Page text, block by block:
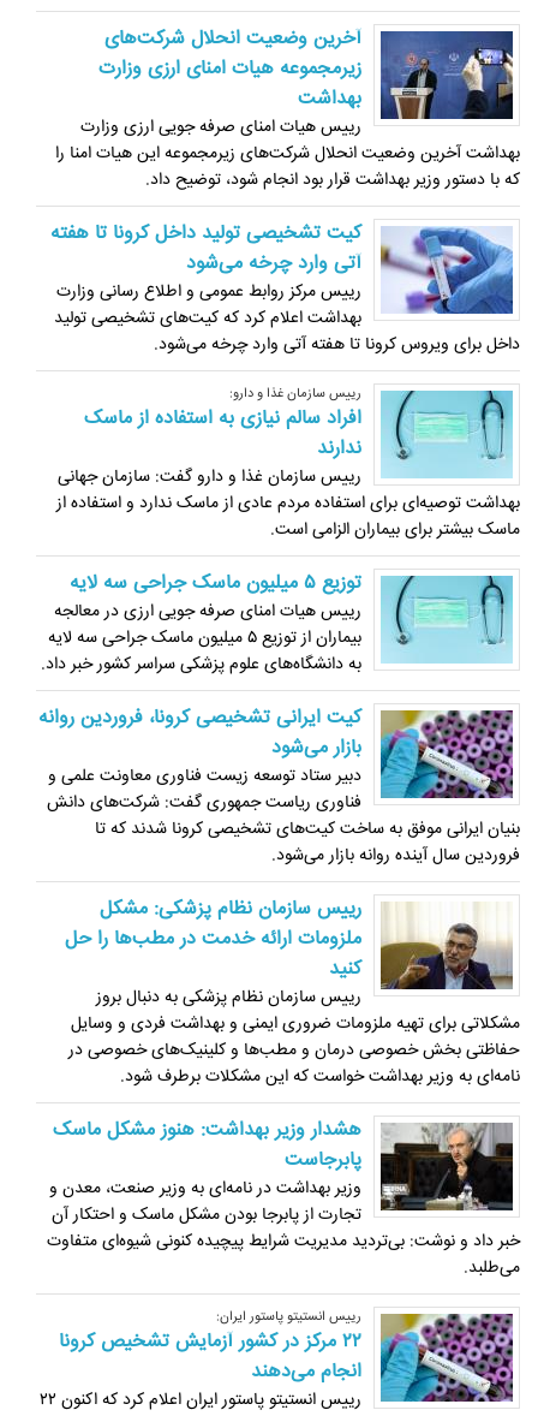
آخرین وضعیت انحلال شرکت‌های
زیرمجموعه هیات امنای ارزی وزارت
بهداشت
رییس هیات امنای صرفه جویی ارزی وزارت
بهداشت آخرین وضعیت انحلال شرکت‌های زیرمجموعه این هیات امنا را
که با دستور وزیر بهداشت قرار بود انجام شود، توضیح داد.
کیت تشخیصی تولید داخل کرونا تا هفته
آتی وارد چرخه می‌شود
رییس مرکز روابط عمومی و اطلاع رسانی وزارت
بهداشت اعلام کرد که کیت‌های تشخیصی تولید
داخل برای ویروس کرونا تا هفته آتی وارد چرخه می‌شود.
رییس سازمان غذا و دارو:
افراد سالم نیازی به استفاده از ماسک
ندارند
رییس سازمان غذا و دارو گفت: سازمان جهانی
بهداشت توصیه‌ای برای استفاده مردم عادی از ماسک ندارد و استفاده از
ماسک بیشتر برای بیماران الزامی است.
توزیع ۵ میلیون ماسک جراحی سه لایه
رییس هیات امنای صرفه جویی ارزی در معالجه
بیماران از توزیع ۵ میلیون ماسک جراحی سه لایه
به دانشگاه‌های علوم پزشکی سراسر کشور خبر داد.
کیت ایرانی تشخیصی کرونا، فروردین روانه
بازار می‌شود
دبیر ستاد توسعه زیست فناوری معاونت علمی و
فناوری ریاست جمهوری گفت:‌ شرکت‌های دانش
بنیان ایرانی موفق به ساخت کیت‌های تشخیصی کرونا شدند که تا
فروردین سال آینده روانه بازار می‌شود.
رییس سازمان نظام پزشکی: مشکل
ملزومات ارائه خدمت در مطب‌ها را حل
کنید
رییس سازمان نظام پزشکی به دنبال بروز
مشکلاتی برای تهیه ملزومات ضروری ایمنی و بهداشت فردی و وسایل
حفاظتی بخش خصوصی درمان و مطب‌ها و کلینیک‌های خصوصی در
نامه‌ای به وزیر بهداشت خواست که این مشکلات برطرف شود.
هشدار وزیر بهداشت: هنوز مشکل ماسک
پابرجاست
وزیر بهداشت در نامه‌ای به وزیر صنعت، معدن و
تجارت از پابرجا بودن مشکل ماسک و احتکار آن
خبر داد و نوشت: بی‌تردید مدیریت شرایط پیچیده کنونی شیوه‌ای متفاوت
می‌طلبد.
رییس انستیتو پاستور ایران:
۲۲ مرکز در کشور آزمایش تشخیص کرونا
انجام می‌دهند
رییس انستیتو پاستور ایران اعلام کرد که اکنون ۲۲